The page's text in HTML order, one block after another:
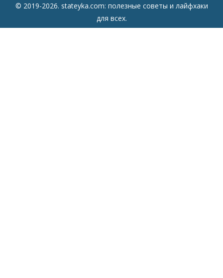
© 2019-2026. stateyka.com: полезные советы и лайфхаки
для всех.